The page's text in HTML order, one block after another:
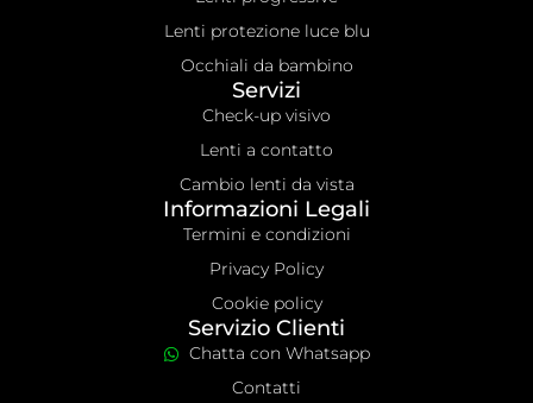
Lenti protezione luce blu
Occhiali da bambino
Servizi
Check-up visivo
Lenti a contatto
Cambio lenti da vista
Informazioni Legali
Termini e condizioni
Privacy Policy
Cookie policy
Servizio Clienti
Chatta con Whatsapp
Contatti